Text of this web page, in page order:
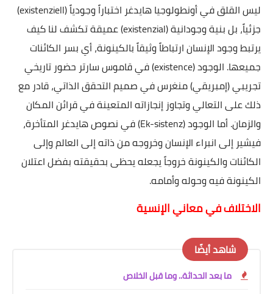
ليس القلق في أونطولوجيا هايدغر اختباراً وجودياً (existenziell)
جزئياً، بل بنية وجودانية (existenzial) عميقة تكشف لنا كيف
يرتبط وجود الإنسان ارتباطاً وثيقاً بالكينونة، أي بسر الكائنات
جميعها. الوجود (existence) في قاموس سارتر حضور تاريخي
تجريبي (إمبريقي) منغرس في صميم التحقق الذاتي، قادر مع
ذلك على التعالي وتجاوز إنجازاته المتعينة في قرائن المكان
والزمان. أما الوجود (Ek-sistenz) في نصوص هايدغر المتأخرة،
فيشير إلى انبراء الإنسان وخروجه من ذاته إلى العالم وإلى
الكائنات والكينونة خروجاً يجعله يحظى بحقيقته بفضل اعتلان
الكينونة فيه وحوله وأمامه.
الاختلاف في معاني الإنسية
شاهد أيضًا
ما بعد الحداثة.. وما قبل الخلاص